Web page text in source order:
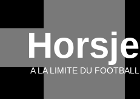
A LA LIMITE DU